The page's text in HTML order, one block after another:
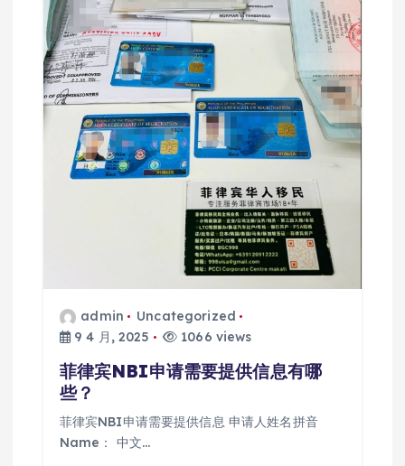
admin
Uncategorized
9 4 月, 2025
1066 views
菲律宾NBI申请需要提供信息有哪
些？
菲律宾NBI申请需要提供信息 申请人姓名拼音
Name： 中文…